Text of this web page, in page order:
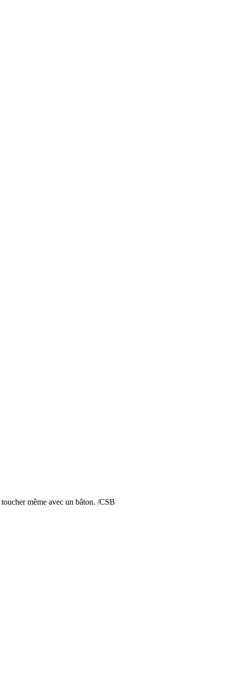
même avec un bâton. /CSB